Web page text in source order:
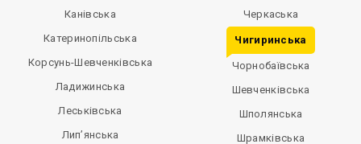
Канівська
Катеринопільська
Корсунь-Шевченківська
Ладижинська
Леськівська
Лип’янська
Черкаська
Чигиринська
Чорнобаївська
Шевченківська
Шполянська
Шрамківська